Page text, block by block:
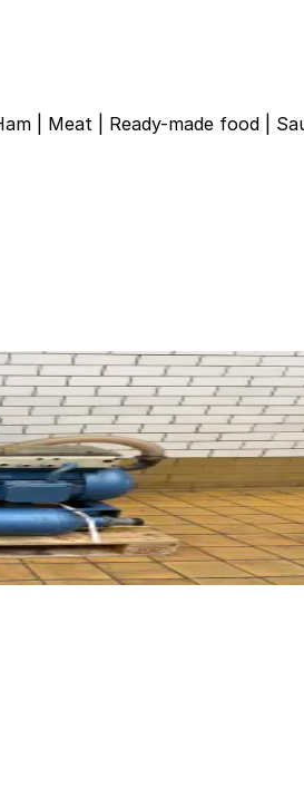
Meat Ready-made food
Przetestowana i